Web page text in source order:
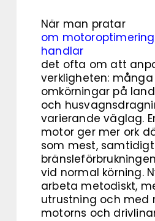
När man pratar
om
handlar
det ofta om att
verkligheten:
omkörningar på
och
varierande väglag.
motor ger mer ork
som mest,
vid normal körning.
arbeta metodiskt,
utrustning och med
motorns och